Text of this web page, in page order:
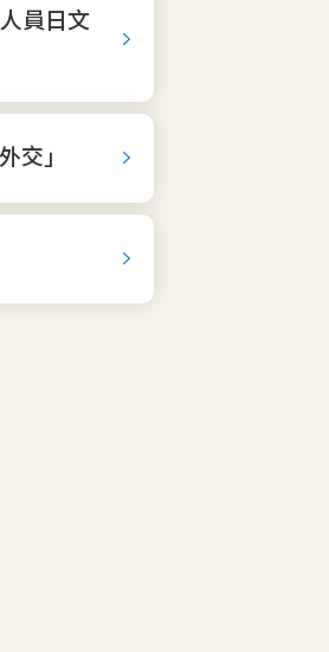
員日文
交」